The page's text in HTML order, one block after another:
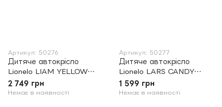
Артикул: 50276
Дитяче автокрісло
Lionelo LIAM YELLOW
MUSTARD
2 749 грн
Немає в наявності
Артикул: 50277
Дитяче автокрісло
Lionelo LARS CANDY
PINK
1 599 грн
Немає в наявності